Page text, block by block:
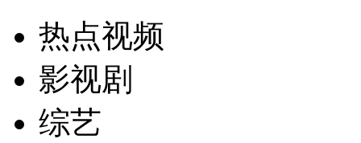
热点视频
影视剧
综艺